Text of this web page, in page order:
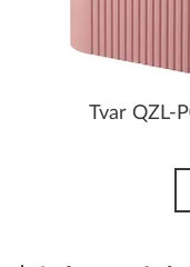
Tvar QZL-